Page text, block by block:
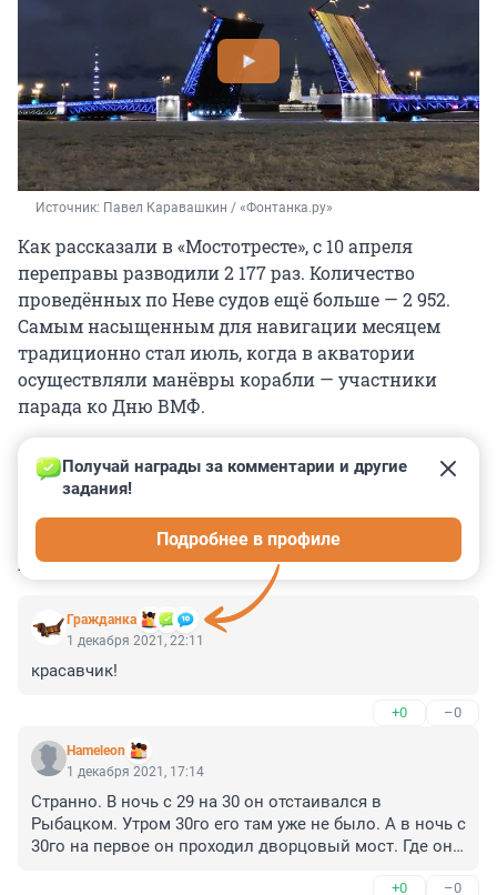
Источник: Павел Каравашкин / «Фонтанка.ру»
Как рассказали в «Мостотресте», с 10 апреля
переправы разводили 2 177 раз. Количество
проведённых по Неве судов ещё больше — 2 952.
Самым насыщенным для навигации месяцем
традиционно стал июль, когда в акватории
осуществляли манёвры корабли — участники
парада ко Дню ВМФ.
КОММЕНТАРИИ 20
Гражданкa
Получай награды за комментарии и другие
задания!
Подробнее в профиле
1 декабря 2021, 22:11
красавчик!
+0 –0
Hameleon
1 декабря 2021, 17:14
Странно. В ночь с 29 на 30 он отстаивался в
Рыбацком. Утром 30го его там уже не было. А в ночь с
30го на первое он проходил дворцовый мост. Где он
+0 –0